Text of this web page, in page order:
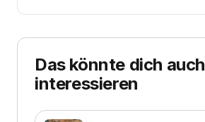
Das könnte dich auch
interessieren